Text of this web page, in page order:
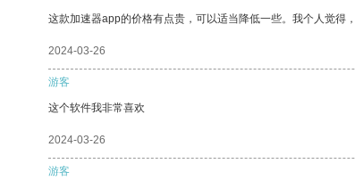
这款加速器app的价格有点贵，可以适当降低一些。我个人觉得
2024-03-26
游客
这个软件我非常喜欢
2024-03-26
游客